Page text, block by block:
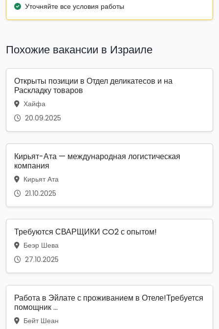
Уточняйте все условия работы
Похожие вакансии в Израиле
Открыты позиции в Отдел деликатесов и на
Раскладку товаров
Хайфа
20.09.2025
Кирьят-Ата — международная логистическая
компания
Кирьят Ата
21.10.2025
Требуются СВАРЩИКИ CO2 с опытом!
Беэр Шева
27.10.2025
Работа в Эйлате с проживанием в Отеле!Требуется
помощник ...
Бейт Шеан